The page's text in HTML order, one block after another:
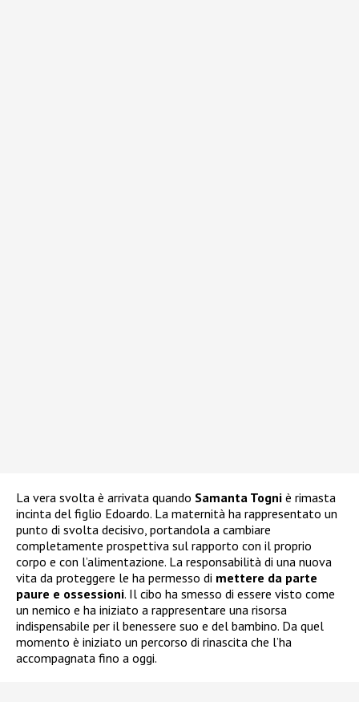
La vera svolta è arrivata quando Samanta Togni è rimasta
incinta del figlio Edoardo. La maternità ha rappresentato un
punto di svolta decisivo, portandola a cambiare
completamente prospettiva sul rapporto con il proprio
corpo e con l’alimentazione. La responsabilità di una nuova
vita da proteggere le ha permesso di mettere da parte
paure e ossessioni. Il cibo ha smesso di essere visto come
un nemico e ha iniziato a rappresentare una risorsa
indispensabile per il benessere suo e del bambino. Da quel
momento è iniziato un percorso di rinascita che l’ha
accompagnata fino a oggi.